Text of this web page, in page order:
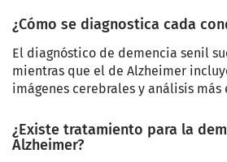
¿Cómo se diagnostica cada
El diagnóstico de demencia senil
mientras que el de Alzheimer
imágenes cerebrales y análisis más
¿Existe tratamiento para la
Alzheimer?